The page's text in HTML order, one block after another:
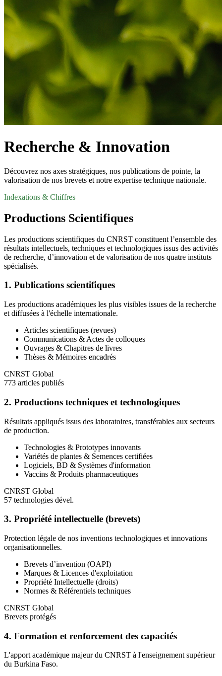
Recherche & Innovation
Découvrez nos axes stratégiques, nos publications de pointe, la
valorisation de nos brevets et notre expertise technique nationale.
Indexations & Chiffres
Productions Scientifiques
Les productions scientifiques du CNRST constituent l’ensemble des
résultats intellectuels, techniques et technologiques issus des activités
de recherche, d’innovation et de valorisation de nos quatre instituts
spécialisés.
1. Publications scientifiques
Les productions académiques les plus visibles issues de la recherche
et diffusées à l'échelle internationale.
Articles scientifiques (revues)
Communications & Actes de colloques
Ouvrages & Chapitres de livres
Thèses & Mémoires encadrés
CNRST Global
773 articles publiés
2. Productions techniques et technologiques
Résultats appliqués issus des laboratoires, transférables aux secteurs
de production.
Technologies & Prototypes innovants
Variétés de plantes & Semences certifiées
Logiciels, BD & Systèmes d'information
Vaccins & Produits pharmaceutiques
CNRST Global
57 technologies dével.
3. Propriété intellectuelle (brevets)
Protection légale de nos inventions technologiques et innovations
organisationnelles.
Brevets d’invention (OAPI)
Marques & Licences d'exploitation
Propriété Intellectuelle (droits)
Normes & Référentiels techniques
CNRST Global
Brevets protégés
4. Formation et renforcement des capacités
L'apport académique majeur du CNRST à l'enseignement supérieur
du Burkina Faso.